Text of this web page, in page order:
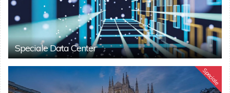
Speciale Data Center
Speciale